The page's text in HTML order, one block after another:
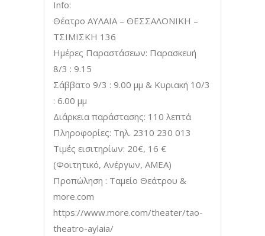
Info:
Θέατρο ΑΥΛΑΙΑ – ΘΕΣΣΑΛΟΝΙΚΗ –
ΤΣΙΜΙΣΚΗ 136
Ημέρες Παραστάσεων: Παρασκευή
8/3 : 9.15
Σάββατο 9/3 : 9.00 μμ & Κυριακή 10/3
: 6.00 μμ
Διάρκεια παράστασης: 110 λεπτά
Πληροφορίες: Τηλ. 2310 230 013
Τιμές εισιτηρίων: 20€, 16 €
(Φοιτητικό, Ανέργων, ΑΜΕΑ)
Προπώληση : Ταμείο Θεάτρου &
more.com
https://www.more.com/theater/tao-
theatro-aylaia/